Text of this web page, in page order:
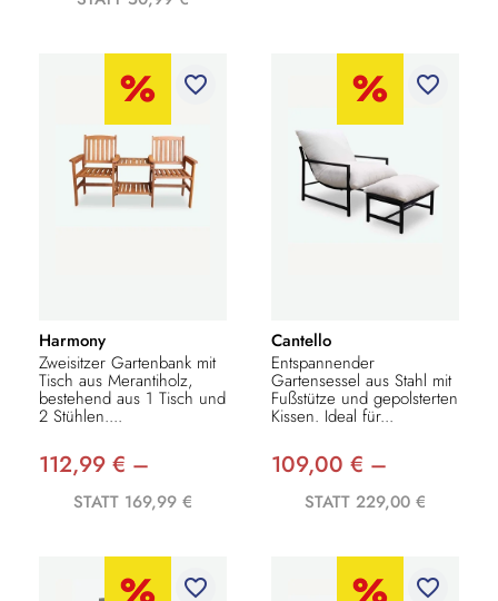
favorite_border
Harmony
Zweisitzer Gartenbank mit
Tisch aus Merantiholz,
bestehend aus 1 Tisch und
2 Stühlen....
112,99 € –
STATT 169,99 €
favorite_border
Cantello
Entspannender
Gartensessel aus Stahl mit
Fußstütze und gepolsterten
Kissen. Ideal für...
109,00 € –
STATT 229,00 €
favorite_border favorite_border